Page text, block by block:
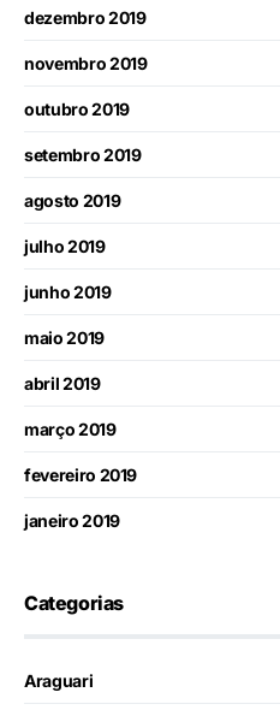
dezembro 2019
novembro 2019
outubro 2019
setembro 2019
agosto 2019
julho 2019
junho 2019
maio 2019
abril 2019
março 2019
fevereiro 2019
janeiro 2019
Categorias
Araguari